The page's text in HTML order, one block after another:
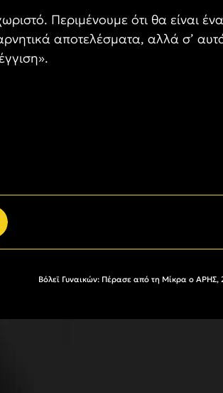
Περιμένουμε ότι θα είναι
αποτελέσματα, αλλά σ’
Βόλεϊ Γυναικών: Πέρασε από τη Μίκρα ο